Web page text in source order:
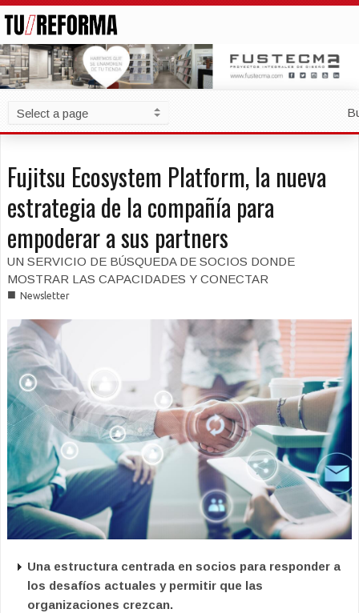
Fujitsu Ecosystem Platform, la nueva
estrategia de la compañía para
empoderar a sus partners
UN SERVICIO DE BÚSQUEDA DE SOCIOS DONDE
MOSTRAR LAS CAPACIDADES Y CONECTAR
■ Newsletter
Una estructura centrada en socios para responder a
los desafíos actuales y permitir que las
organizaciones crezcan.